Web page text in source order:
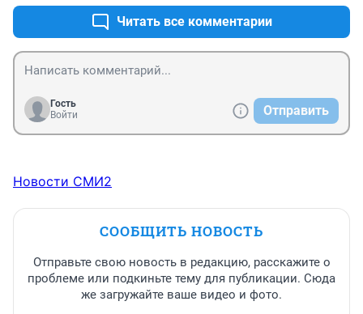
Читать все комментарии
Гость
Войти
Отправить
Новости СМИ2
СООБЩИТЬ НОВОСТЬ
Отправьте свою новость в редакцию, расскажите о
проблеме или подкиньте тему для публикации. Сюда
же загружайте ваше видео и фото.